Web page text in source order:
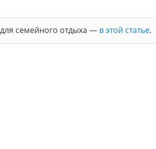
семейного отдыха — в этой статье.